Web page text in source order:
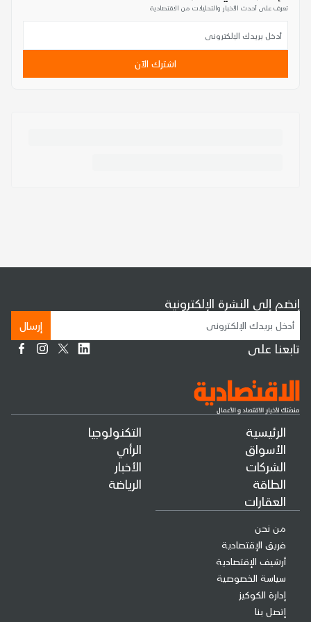
تعرف على أحدث الأخبار والتحليلات من الاقتصادية
اشترك الآن
الرئيسية
الأسواق
الشركات
الطاقة
العقارات
التكنولوجيا
الرأي
الأخبار
الرياضة
من نحن
فريق الإقتصادية
أرشيف الإقتصادية
سياسة الخصوصية
إدارة الكوكيز
إتصل بنا
إنضم إلى النشرة الإلكترونية
إرسال
تابعنا على